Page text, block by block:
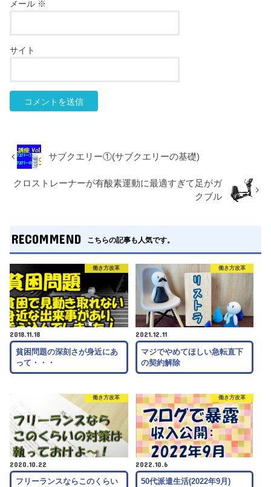
メール ※
サイト
サブクエリー①(サブクエリーの基礎)
クロストレーナーが有酸素運動に最適すぎて足がガ
クブル
RECOMMEND こちらの記事も人気です。
働き方改革
2018.11.18
貧困問題の深刻さが身近にあ
って・・・
働き方改革
2021.12.11
マジでやめてほしい急転直下
の契約解除
働き方改革
2020.10.22
フリーランスならこのくらい
働き方改革
2022.10.6
50代派遣生活(2022年9月)